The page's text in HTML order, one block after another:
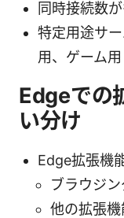
同時接続数
特定用途サ
用、ゲーム用
Edgeでの
い分け
Edge拡張機
ブラウジ
他の拡張